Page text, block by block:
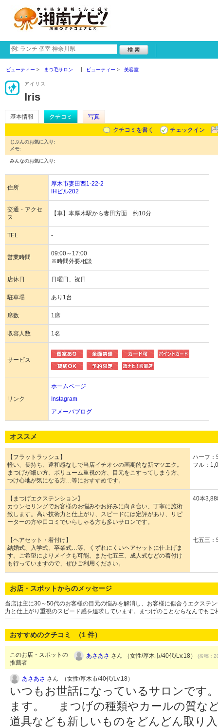
ビューティー まつ毛サロン ビューティー 美容室
アイリス
Iris
基本情報 クチコミ
写真
クチコミを書く
チェックイン
じぶんのお気に入り:
メモ:
みんなのお気に入り:
住所
厚木市妻田西1-22-2
IHビル202
交通・アクセ
ス
【車】本厚木駅から妻田方面 約10分
TEL -
営業時間
09:00～17:00
※時間外要相談
店休日 日曜日、祝日
駐車場 あり1台
席数 1席
収容人数 1名
サービス
リンク
ホームページ
Instagram
アメーバブログ
オススメ
【フラットラッシュ】
軽い、長持ち、違和感なしで当店イチオシの画期的な新マツエク。
まつげが細い方、ボリューム重視の方、目元をこすってしまう方、
つけ心地が気になる方…等におすすめです。
ハーフ：
フル：
【まつげエクステンション】
カウンセリングでお客様のお悩みやお好みに向き合い、丁寧に施術
致します。高い技術力と仕上がり、スピードには定評があり、リピ
ーターの方や口コミでいらしゃる方も多いサロンです。
40本
【ヘアセット・着付け】
結婚式、入学式、卒業式…等、くずれにくいヘアセットに仕上げま
す。ご希望によりメイクも可能。また七五三、成人式などの着付け
も行っていますので、ぜひご利用ください。
七五三：
お店・スポットからのメッセージ
当店は主に30～50代のお客様の目元の悩みを解消し、お客様に似合うエクステ
力と仕上がり重視のスピード感を追求しています。まつげのことならなんでも
おすすめのクチコミ （1 件）
このお店・スポットの
推薦者
あさあさ さん （女性/厚木市/40代/Lv.18） (投稿：
あさあさ さん （女性/厚木市/40代/Lv.18）
いつもお世話になっているサロンです
ます。 まつげの種類やカールの質な
道具なども新しいものをどんどん取り